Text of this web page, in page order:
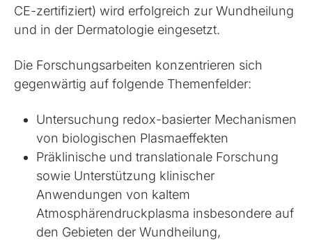
CE-zertifiziert) wird erfolgreich zur Wundheilung
und in der Dermatologie eingesetzt.
Die Forschungsarbeiten konzentrieren sich
gegenwärtig auf folgende Themenfelder:
Untersuchung redox-basierter Mechanismen
von biologischen Plasmaeffekten
Präklinische und translationale Forschung
sowie Unterstützung klinischer
Anwendungen von kaltem
Atmosphärendruckplasma insbesondere auf
den Gebieten der Wundheilung,